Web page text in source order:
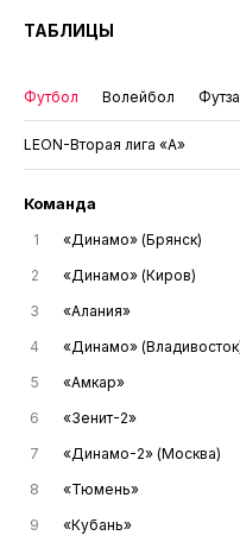
ТАБЛИЦЫ
Футбол Волейбол
LEON-Вторая лига «А»
Команда
1 «Динамо» (Брянск)
2
«Динамо» (Киров)
3
«Алания»
4
«Динамо»
5
«Амкар»
6
«Зенит-2»
7
«Динамо-2» (Москва)
8
«Тюмень»
9
«Кубань»